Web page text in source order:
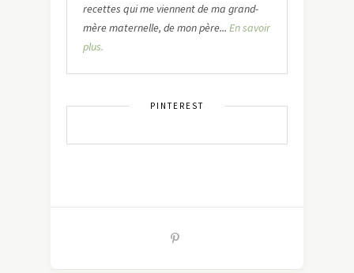
recettes qui me viennent de ma grand-
mère maternelle, de mon père... En savoir
plus.
PINTEREST